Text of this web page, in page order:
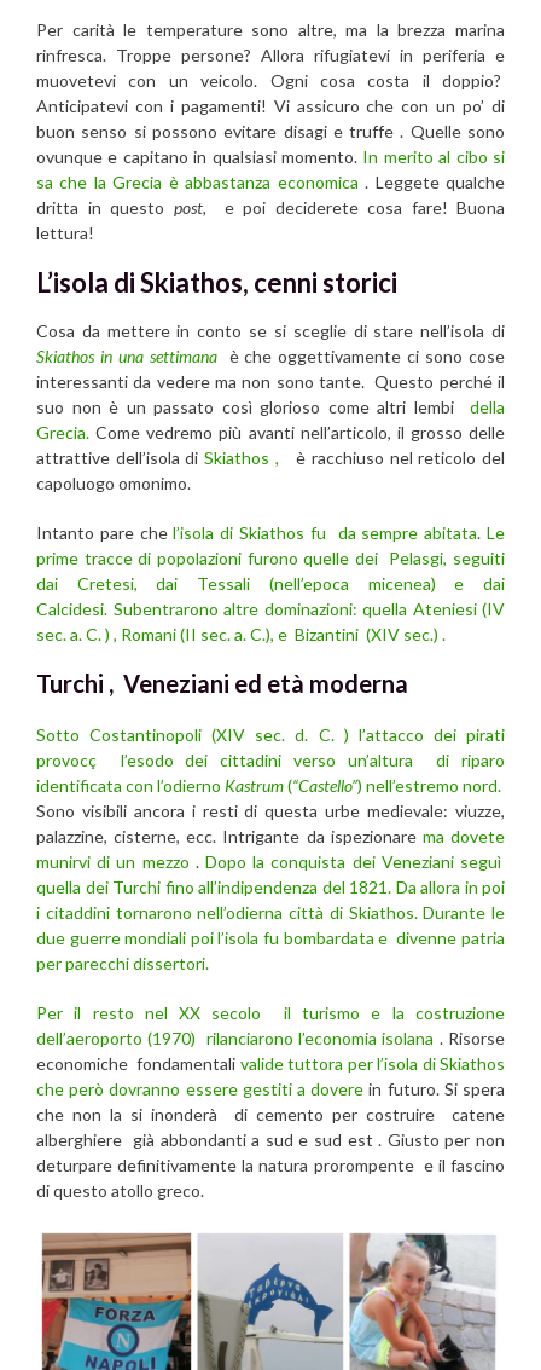
Per carità le temperature sono altre, ma la brezza marina
rinfresca. Troppe persone? Allora rifugiatevi in periferia e
muovetevi con un veicolo. Ogni cosa costa il doppio?
Anticipatevi con i pagamenti! Vi assicuro che con un po’ di
buon senso si possono evitare disagi e truffe . Quelle sono
ovunque e capitano in qualsiasi momento. In merito al cibo si
sa che la Grecia è abbastanza economica . Leggete qualche
dritta in questo post, e poi deciderete cosa fare! Buona
lettura!
L’isola di Skiathos, cenni storici
Cosa da mettere in conto se si sceglie di stare nell’isola di
Skiathos in una settimanaè che oggettivamente ci sono cose
interessanti da vedere ma non sono tante. Questo perché il
suo non è un passato così glorioso come altri lembi della
Grecia. Come vedremo più avanti nell’articolo, il grosso delle
attrattive dell’isola diSkiathos , è racchiuso nel reticolo del
capoluogo omonimo.
Intanto pare chel’isola di Skiathos fu da sempre abitata.Le
prime tracce di popolazioni furono quelle dei Pelasgi, seguiti
dai Cretesi, dai Tessali (nell’epoca micenea) e dai
Calcidesi. Subentrarono altre dominazioni: quella Ateniesi (IV
sec. a. C. ) , Romani (II sec. a. C.), e Bizantini (XIV sec.) .
Turchi , Veneziani ed età moderna
Sotto Costantinopoli (XIV sec. d. C. ) l’attacco dei pirati
provocç l’esodo dei cittadini verso un’altura di riparo
identificata con l’odierno Kastrum(“Castello”) nell’estremo nord.
Sono visibili ancora i resti di questa urbe medievale: viuzze,
palazzine, cisterne, ecc. Intrigante da ispezionare ma dovete
munirvi di un mezzo .Dopo la conquista dei Veneziani seguì
quella dei Turchi fino all’indipendenza del 1821. Da allora in poi
i citaddini tornarono nell’odierna città di Skiathos. Durante le
due guerre mondiali poi l’isola fu bombardata e divenne patria
per parecchi dissertori.
Per il resto nel XX secolo il turismo e la costruzione
dell’aeroporto (1970) rilanciarono l’economia isolana . Risorse
economiche fondamentali valide tuttora per l’isola di Skiathos
che però dovranno essere gestiti a dovere in futuro. Si spera
che non la si inonderà di cemento per costruire catene
alberghiere già abbondanti a sud e sud est . Giusto per non
deturpare definitivamente la natura prorompente e il fascino
di questo atollo greco.